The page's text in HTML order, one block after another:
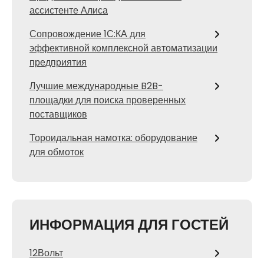
ассистенте Алиса
Сопровождение 1С:КА для
эффективной комплексной автоматизации
предприятия
Лучшие международные B2B-
площадки для поиска проверенных
поставщиков
Тороидальная намотка: оборудование
для обмоток
ИНФОРМАЦИЯ ДЛЯ ГОСТЕЙ
12Вольт